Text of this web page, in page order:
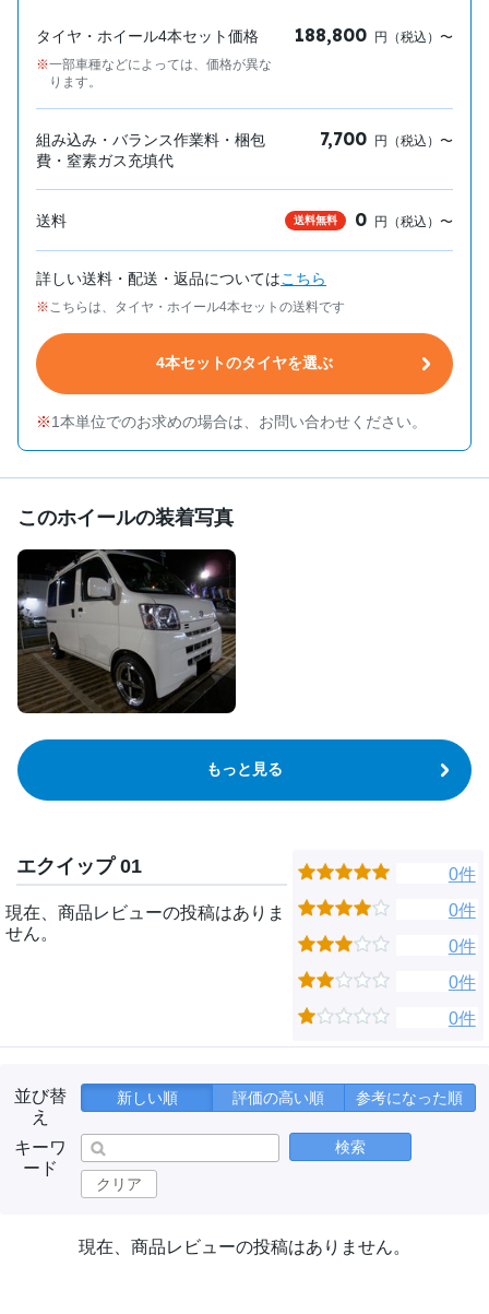
タイヤ・ホイール4本セット価格
一部車種などによっては、価格が異な
ります。
188,800 円（税込）〜
組み込み・バランス作業料・梱包
費・窒素ガス充填代
7,700 円（税込）〜
送料 送料無料 0 円（税込）〜
詳しい送料・配送・返品についてはこちら
こちらは、タイヤ・ホイール4本セットの送料です
4本セットのタイヤを選ぶ
1本単位でのお求めの場合は、お問い合わせください。
このホイールの装着写真
もっと見る
エクイップ 01
現在、商品レビューの投稿はありま
せん。
0件
0件
0件
0件
0件
並び替
え
新しい順 評価の高い順 参考になった順
キーワ
ード
検索
クリア
現在、商品レビューの投稿はありません。